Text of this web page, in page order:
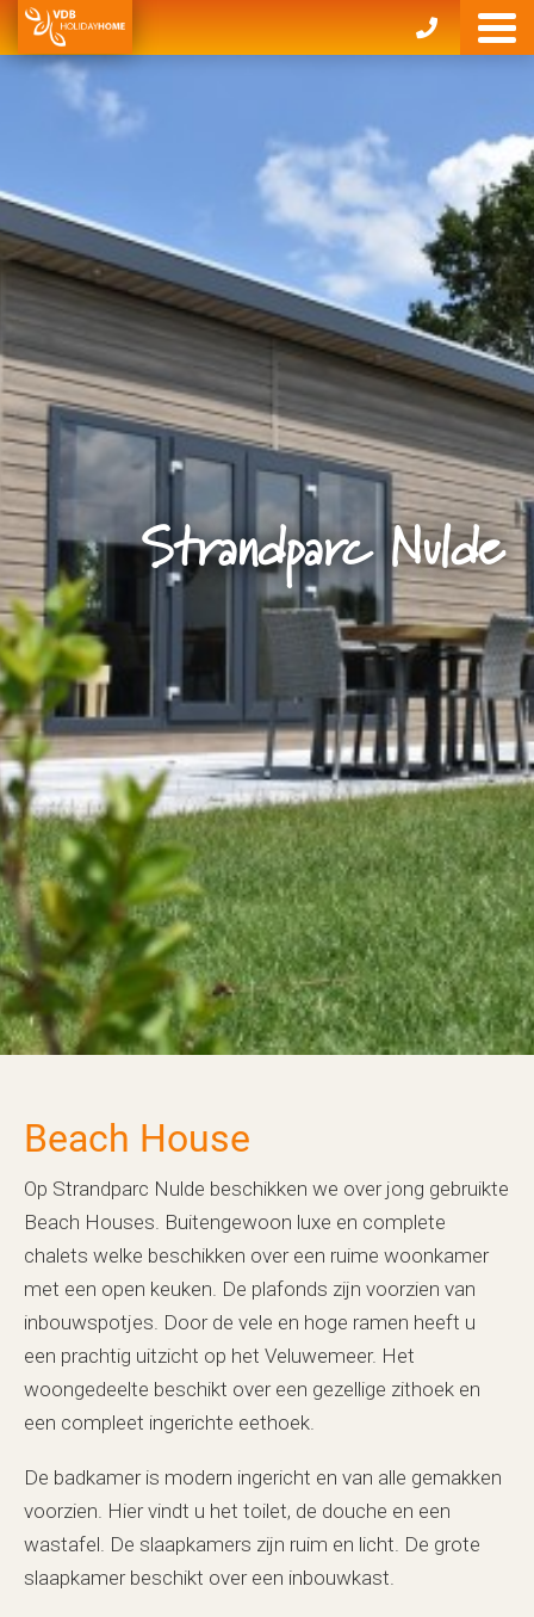
Strandparc Nulde
Beach House
Op Strandparc Nulde beschikken we over jong gebruikte
Beach Houses. Buitengewoon luxe en complete
chalets welke beschikken over een ruime woonkamer
met een open keuken. De plafonds zijn voorzien van
inbouwspotjes. Door de vele en hoge ramen heeft u
een prachtig uitzicht op het Veluwemeer. Het
woongedeelte beschikt over een gezellige zithoek en
een compleet ingerichte eethoek.
De badkamer is modern ingericht en van alle gemakken
voorzien. Hier vindt u het toilet, de douche en een
wastafel. De slaapkamers zijn ruim en licht. De grote
slaapkamer beschikt over een inbouwkast.